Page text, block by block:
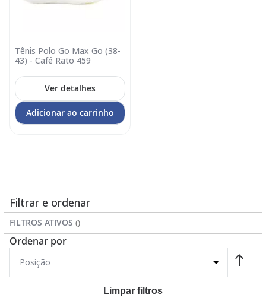
Tênis Polo Go Max Go (38-
43) - Café Rato 459
Ver detalhes
Adicionar ao carrinho
Filtrar e ordenar
FILTROS ATIVOS
Ordenar por
Limpar filtros